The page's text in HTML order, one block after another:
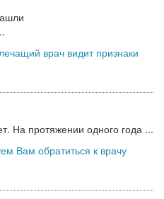
врач видит признаки
На протяжении одного года ...
Вам обратиться к врачу